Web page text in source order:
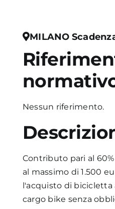
MILANO
Nessun riferimento.
Contributo pari al
al massimo di 1.500
l'acquisto di bicicletta
cargo bike senza